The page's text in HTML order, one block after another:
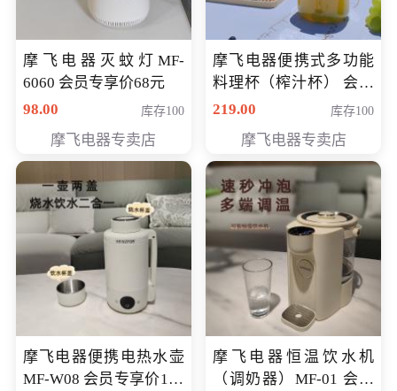
摩飞电器灭蚊灯MF-
6060 会员专享价68元
98.00
库存100
摩飞电器专卖店
摩飞电器便携式多功能
料理杯（榨汁杯） 会员
专享价118元
219.00 库存100
摩飞电器专卖店
摩飞电器便携电热水壶
MF-W08 会员专享价198
摩飞电器恒温饮水机
（调奶器）MF-01 会员